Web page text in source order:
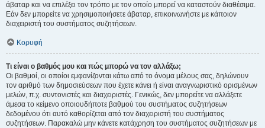
άβαταρ και να επιλέξει τον τρόπο με τον οποίο μπορεί να καταστούν διαθέσιμα.
Εάν δεν μπορείτε να χρησιμοποιήσετε άβαταρ, επικοινωνήστε με κάποιον
διαχειριστή του συστήματος συζητήσεων.
Κορυφή
Τι είναι ο βαθμός μου και πώς μπορώ να τον αλλάξω;
Οι βαθμοί, οι οποίοι εμφανίζονται κάτω από το όνομα μέλους σας, δηλώνουν
τον αριθμό των δημοσιεύσεων που έχετε κάνει ή είναι αναγνωριστικό ορισμένων
μελών, π.χ. συντονιστές και διαχειριστές. Γενικώς, δεν μπορείτε να αλλάξετε
άμεσα το κείμενο οποιουδήποτε βαθμού του συστήματος συζητήσεων
δεδομένου ότι αυτό καθορίζεται από τον διαχειριστή του συστήματος
συζητήσεων. Παρακαλώ μην κάνετε κατάχρηση του συστήματος συζητήσεων με